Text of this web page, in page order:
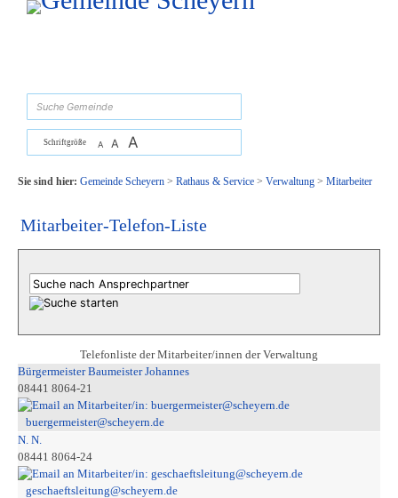
Zum Inhalt, zur Navigationoder zur Startseite springen.
Schriftgröße A A A
Sie sind hier: Gemeinde Scheyern> Rathaus & Service> Verwaltung> Mitarbeiter
Mitarbeiter-Telefon-Liste
Telefonliste der Mitarbeiter/innen der Verwaltung
Bürgermeister Baumeister Johannes
08441 8064-21
buergermeister@scheyern.de
N. N.
08441 8064-24
geschaeftsleitung@scheyern.de